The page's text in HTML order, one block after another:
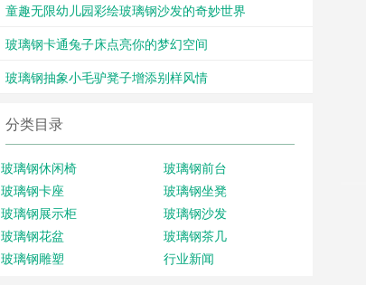
童趣无限幼儿园彩绘玻璃钢沙发的奇妙世界
玻璃钢卡通兔子床点亮你的梦幻空间
玻璃钢抽象小毛驴凳子增添别样风情
分类目录
玻璃钢休闲椅
玻璃钢前台
玻璃钢卡座
玻璃钢坐凳
玻璃钢展示柜
玻璃钢沙发
玻璃钢花盆
玻璃钢茶几
玻璃钢雕塑
行业新闻